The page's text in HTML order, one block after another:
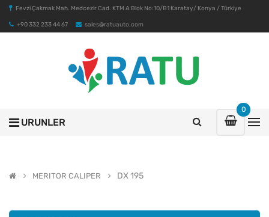
Fevzi Çakmak Mah. Medcezir Cad. KTM A Blok No:10/B1 Karatay/ Konya / Türkiye
+90 332 233 44 67 sales@ratuauto.com
0
URUNLER
MERITOR CALIPER DX 195